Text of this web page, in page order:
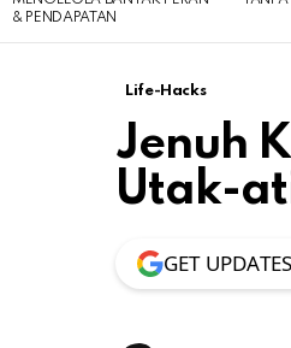
& PENDAPATAN
Life-Hacks
Jenuh
Utak-
GET